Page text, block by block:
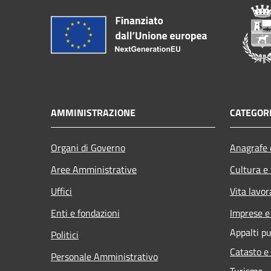
AMMINISTRAZIONE
Organi di Governo
Aree Amministrative
Uffici
Enti e fondazioni
Politici
Personale Amministrativo
Cultura
Vita
Imprese
Appalti
Catasto